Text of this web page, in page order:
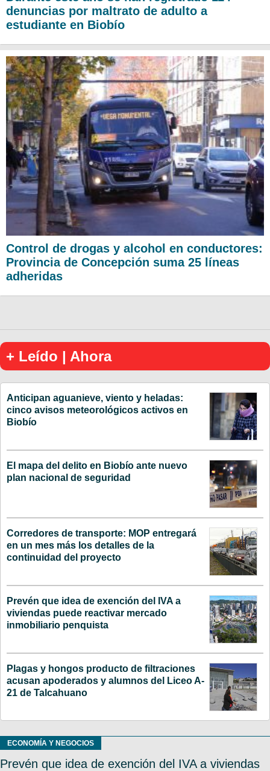
denuncias por maltrato de adulto a
estudiante en Biobío
Control de drogas y alcohol en conductores:
Provincia de Concepción suma 25 líneas
adheridas
+ Leído | Ahora
Anticipan aguanieve, viento y heladas:
cinco avisos meteorológicos activos en
Biobío
El mapa del delito en Biobío ante nuevo
plan nacional de seguridad
Corredores de transporte: MOP entregará
en un mes más los detalles de la
continuidad del proyecto
Prevén que idea de exención del IVA a
viviendas puede reactivar mercado
inmobiliario penquista
Plagas y hongos producto de filtraciones
acusan apoderados y alumnos del Liceo A-
21 de Talcahuano
ECONOMÍA Y NEGOCIOS
Prevén que idea de exención del IVA a viviendas